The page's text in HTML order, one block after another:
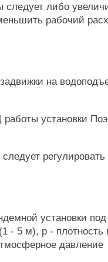
следует либо
рабочий
на
установки
установки
- 5 м), р -
давление